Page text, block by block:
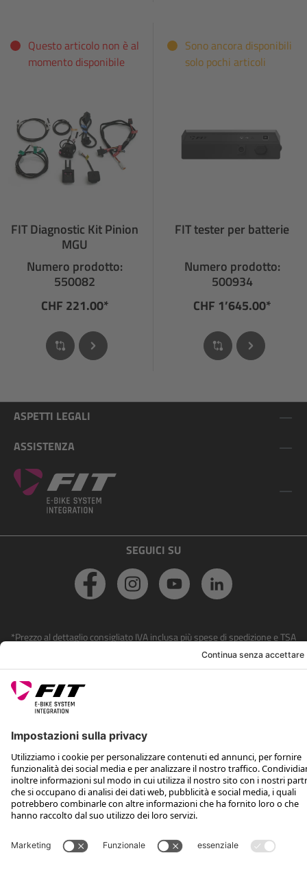
Questo articolo non è al
momento disponibile
FIT Diagnostic Kit Pinion
MGU
Numero prodotto:
550082
CHF 221.00*
Sono ancora disponibili
solo pochi articoli
FIT tester per batterie
Numero prodotto:
500934
CHF 1’645.00*
ASPETTI LEGALI
ASSISTENZA
SEGUICI SU
*Prezzo al dettaglio consigliato IVA inclusa più spese di spedizione e TSA
Rotax Bike Technology AG © 2025